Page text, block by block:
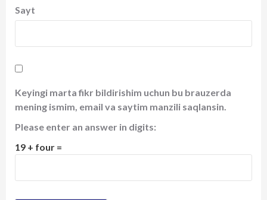
Sayt
Keyingi marta fikr bildirishim uchun bu brauzerda
mening ismim, email va saytim manzili saqlansin.
Please enter an answer in digits:
19 + four =